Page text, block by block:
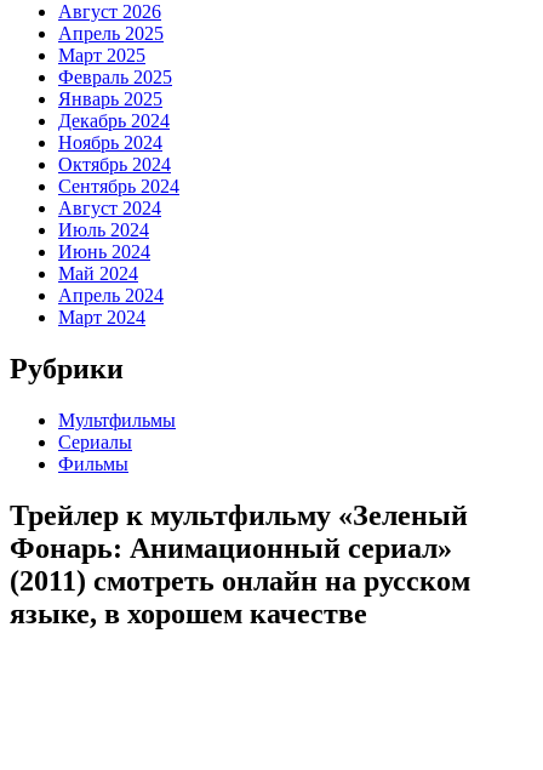
Август 2026
Апрель 2025
Март 2025
Февраль 2025
Январь 2025
Декабрь 2024
Ноябрь 2024
Октябрь 2024
Сентябрь 2024
Август 2024
Июль 2024
Июнь 2024
Май 2024
Апрель 2024
Март 2024
Рубрики
Мультфильмы
Сериалы
Фильмы
Трейлер к мультфильму «Зеленый
Фонарь: Анимационный сериал»
(2011) cмотреть онлайн на русском
языке, в хорошем качестве